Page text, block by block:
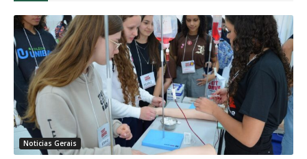
Noticias Gerais